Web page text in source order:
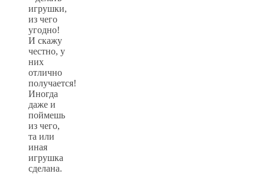
игрушки,
из чего
угодно!
И скажу
честно, у
них
отлично
получается!
Иногда
даже и
поймешь
из чего,
та или
иная
игрушка
сделана.